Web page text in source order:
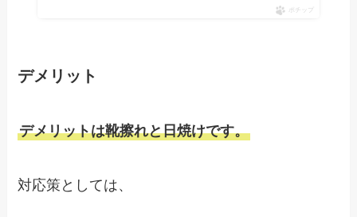
ポチップ
デメリット
デメリットは靴擦れと日焼けです。
対応策としては、